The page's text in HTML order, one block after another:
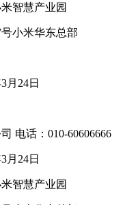
智慧产业园
小米华东总部
月24日
电话：010-60606666
月24日
智慧产业园